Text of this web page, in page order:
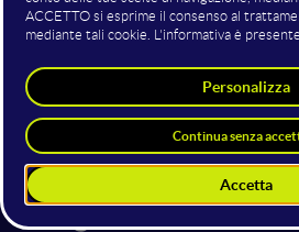
19 giugno 201512:25 -
Plenaria
Progetto Via